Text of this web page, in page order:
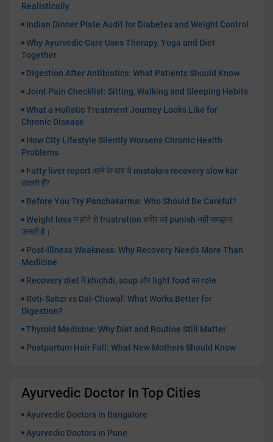
Realistically
Indian Dinner Plate Audit for Diabetes and Weight Control
Why Ayurvedic Care Uses Therapy, Yoga and Diet
Together
Digestion After Antibiotics: What Patients Should Know
Joint Pain Checklist: Sitting, Walking and Sleeping Habits
What a Holistic Treatment Journey Looks Like for
Chronic Disease
How City Lifestyle Silently Worsens Chronic Health
Problems
Fatty liver report आने के बाद ये mistakes recovery slow kar
सकती हैं?
Before You Try Panchakarma: Who Should Be Careful?
Weight loss न होने से frustration शरीर को punish नहीं समझना
ज़रूरी है।
Post-Illness Weakness: Why Recovery Needs More Than
Medicine
Recovery diet में khichdi, soup और light food का role
Roti-Sabzi vs Dal-Chawal: What Works Better for
Digestion?
Thyroid Medicine: Why Diet and Routine Still Matter
Postpartum Hair Fall: What New Mothers Should Know
Ayurvedic Doctor In Top Cities
Ayurvedic Doctors in Bangalore
Ayurvedic Doctors in Pune